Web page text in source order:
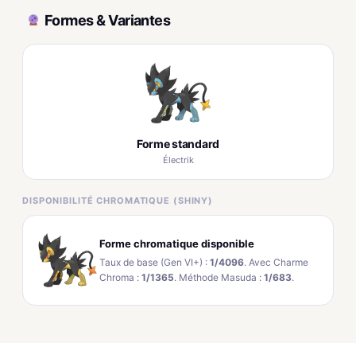
Formes & Variantes
Forme standard
Électrik
DISPONIBILITÉ CHROMATIQUE (SHINY)
Forme chromatique disponible
Taux de base (Gen VI+) : 1/4096. Avec Charme
Chroma : 1/1365. Méthode Masuda : 1/683.